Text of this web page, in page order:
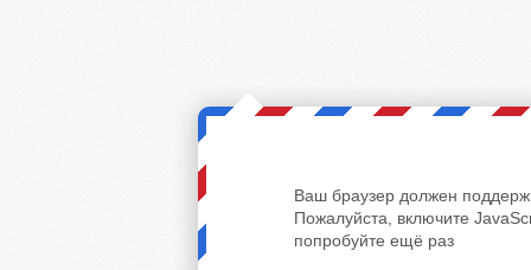
Ваш браузер должен
Пожалуйста, включите
попробуйте ещё раз